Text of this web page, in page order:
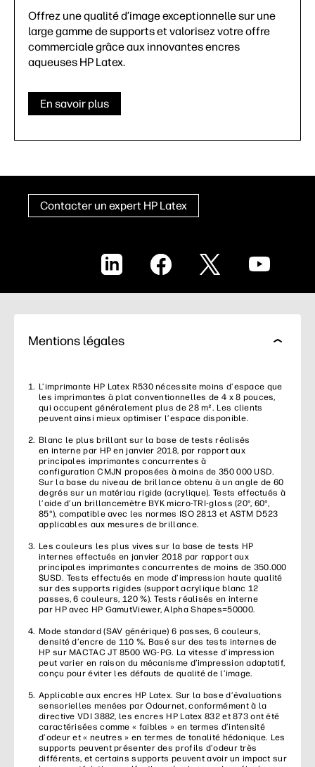
Offrez une qualité d’image exceptionnelle sur une
large gamme de supports et valorisez votre offre
commerciale grâce aux innovantes encres
aqueuses HP Latex.
En savoir plus
Contacter un expert HP Latex
LinkedIn Facebook X YouTube
Mentions légales
L’imprimante HP Latex R530 nécessite moins d’espace que
les imprimantes à plat conventionnelles de 4 x 8 pouces,
qui occupent généralement plus de 28 m². Les clients
peuvent ainsi mieux optimiser l’espace disponible.
Blanc le plus brillant sur la base de tests réalisés
en interne par HP en janvier 2018, par rapport aux
principales imprimantes concurrentes à
configuration CMJN proposées à moins de 350 000 USD.
Sur la base du niveau de brillance obtenu à un angle de 60
degrés sur un matériau rigide (acrylique). Tests effectués à
l’aide d’un brillancemètre BYK micro-TRI-gloss (20°, 60°,
85°), compatible avec les normes ISO 2813 et ASTM D523
applicables aux mesures de brillance.
Les couleurs les plus vives sur la base de tests HP
internes effectués en janvier 2018 par rapport aux
principales imprimantes concurrentes de moins de 350.000
$USD. Tests effectués en mode d’impression haute qualité
sur des supports rigides (support acrylique blanc 12
passes, 6 couleurs, 120 %). Tests réalisés en interne
par HP avec HP GamutViewer, Alpha Shapes=50000.
Mode standard (SAV générique) 6 passes, 6 couleurs,
densité d’encre de 110 %. Basé sur des tests internes de
HP sur MACTAC JT 8500 WG-PG. La vitesse d’impression
peut varier en raison du mécanisme d’impression adaptatif,
conçu pour éviter les défauts de qualité de l’image.
Applicable aux encres HP Latex. Sur la base d’évaluations
sensorielles menées par Odournet, conformément à la
directive VDI 3882, les encres HP Latex 832 et 873 ont été
caractérisées comme « faibles » en termes d’intensité
d’odeur et « neutres » en termes de tonalité hédonique. Les
supports peuvent présenter des profils d’odeur très
différents, et certains supports peuvent avoir un impact sur